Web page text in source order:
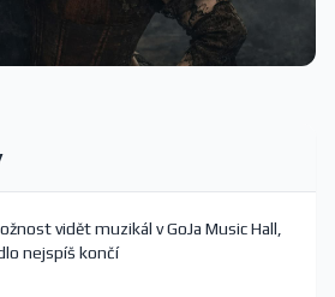
vidět muzikál v GoJa Music Hall,
nejspíš končí